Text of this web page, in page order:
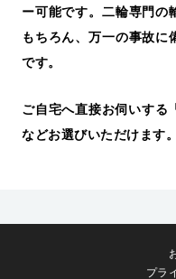
ー可能です。二輪専門の
もちろん、万一の事故
です。
ご自宅へ直接お伺いする
などお選びいただけます。
プラ